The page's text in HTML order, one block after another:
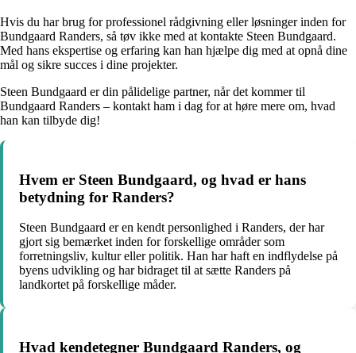
Hvis du har brug for professionel rådgivning eller løsninger inden for
Bundgaard Randers, så tøv ikke med at kontakte Steen Bundgaard.
Med hans ekspertise og erfaring kan han hjælpe dig med at opnå dine
mål og sikre succes i dine projekter.
Steen Bundgaard er din pålidelige partner, når det kommer til
Bundgaard Randers – kontakt ham i dag for at høre mere om, hvad
han kan tilbyde dig!
Hvem er Steen Bundgaard, og hvad er hans
betydning for Randers?
Steen Bundgaard er en kendt personlighed i Randers, der har
gjort sig bemærket inden for forskellige områder som
forretningsliv, kultur eller politik. Han har haft en indflydelse på
byens udvikling og har bidraget til at sætte Randers på
landkortet på forskellige måder.
Hvad kendetegner Bundgaard Randers, og